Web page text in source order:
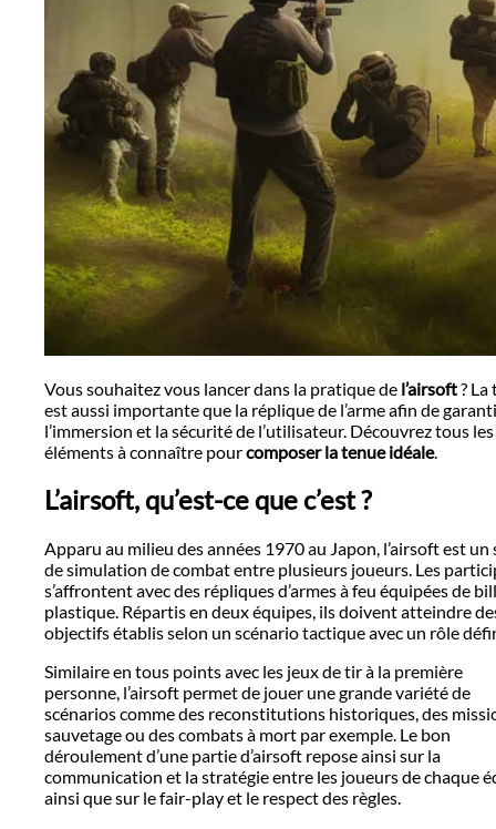
Vous souhaitez vous lancer dans la pratique de l’airsoft? La
est aussi importante que la réplique de l’arme afin de
l’immersion et la sécurité de l’utilisateur. Découvrez tous les
éléments à connaître pourcomposer la tenue idéale.
L’airsoft, qu’est-ce que c’est ?
Apparu au milieu des années 1970 au Japon, l’airsoft est
de simulation de combat entre plusieurs joueurs. Les
s’affrontent avec des répliques d’armes à feu équipées de
plastique. Répartis en deux équipes, ils doivent atteindre
objectifs établis selon un scénario tactique avec un rôle
Similaire en tous points avec les jeux de tir à la première
personne, l’airsoft permet de jouer une grande variété de
scénarios comme des reconstitutions historiques, des
sauvetage ou des combats à mort par exemple. Le bon
déroulement d’une partie d’airsoft repose ainsi sur la
communication et la stratégie entre les joueurs de chaque
ainsi que sur le fair-play et le respect des règles.